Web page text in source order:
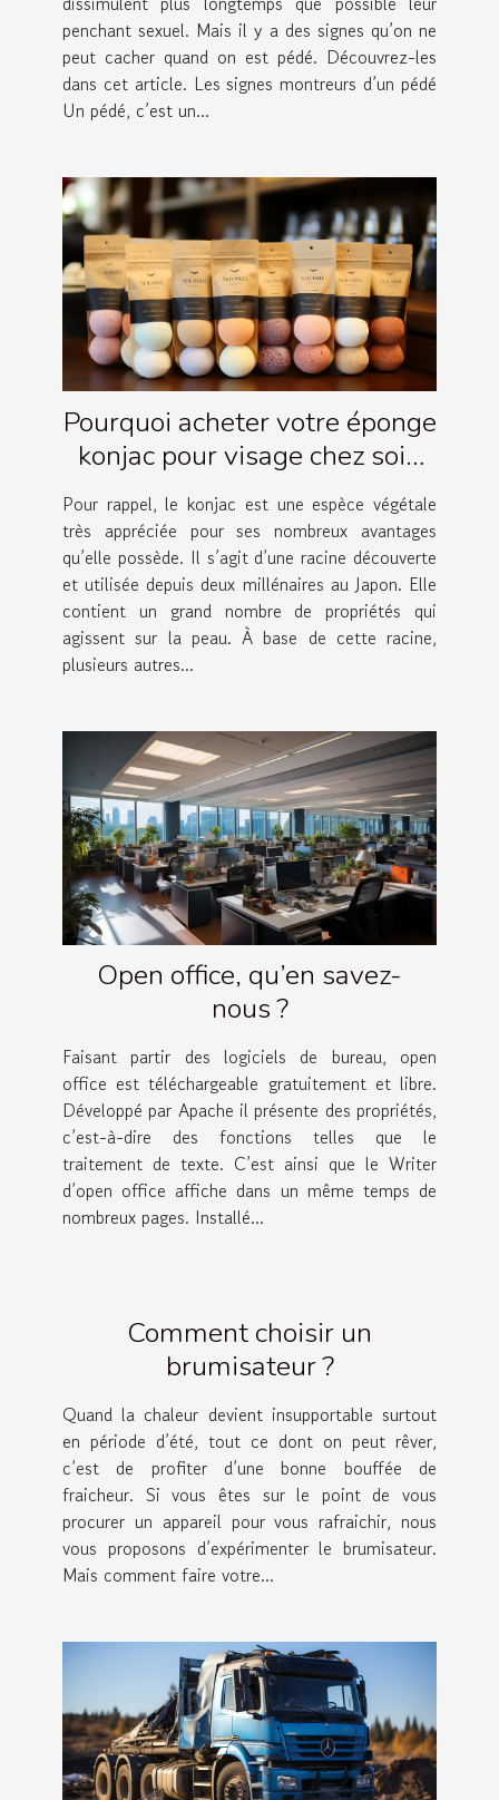
penchant sexuel. Mais il y a des signes qu’on ne
peut cacher quand on est pédé. Découvrez-les
dans cet article. Les signes montreurs d’un pédé
Un pédé, c’est un...
Pourquoi acheter votre éponge
konjac pour visage chez soin
Amalthée ?
Pour rappel, le konjac est une espèce végétale
très appréciée pour ses nombreux avantages
qu’elle possède. Il s’agit d’une racine découverte
et utilisée depuis deux millénaires au Japon. Elle
contient un grand nombre de propriétés qui
agissent sur la peau. À base de cette racine,
plusieurs autres...
Open office, qu’en savez-
nous ?
Faisant partir des logiciels de bureau, open
office est téléchargeable gratuitement et libre.
Développé par Apache il présente des propriétés,
c’est-à-dire des fonctions telles que le
traitement de texte. C’est ainsi que le Writer
d’open office affiche dans un même temps de
nombreux pages. Installé...
Comment choisir un
brumisateur ?
Quand la chaleur devient insupportable surtout
en période d’été, tout ce dont on peut rêver,
c’est de profiter d’une bonne bouffée de
fraicheur. Si vous êtes sur le point de vous
procurer un appareil pour vous rafraichir, nous
vous proposons d’expérimenter le brumisateur.
Mais comment faire votre...